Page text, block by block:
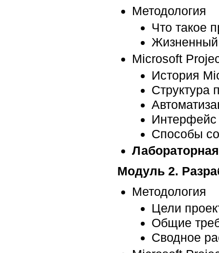
Методология
Что такое
Жизненный
Microsoft
История
Структура
Способы
Модуль 2.
Методология
Цели
Общие
Сводное